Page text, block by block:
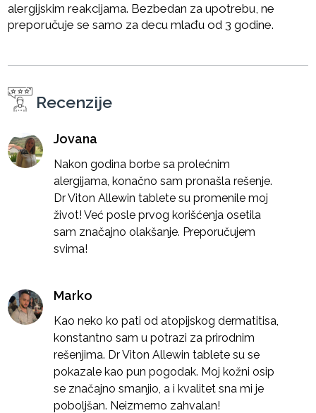
alergijskim reakcijama. Bezbedan za upotrebu, ne
preporučuje se samo za decu mlađu od 3 godine.
Recenzije
Jovana
Nakon godina borbe sa prolećnim
alergijama, konačno sam pronašla rešenje.
Dr Viton Allewin tablete su promenile moj
život! Već posle prvog korišćenja osetila
sam značajno olakšanje. Preporučujem
svima!
Marko
Kao neko ko pati od atopijskog dermatitisa,
konstantno sam u potrazi za prirodnim
rešenjima. Dr Viton Allewin tablete su se
pokazale kao pun pogodak. Moj kožni osip
se značajno smanjio, a i kvalitet sna mi je
poboljšan. Neizmerno zahvalan!